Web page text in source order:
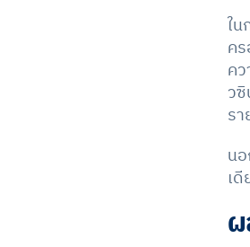
ใ
ค
ค
ว
ร
น
เ